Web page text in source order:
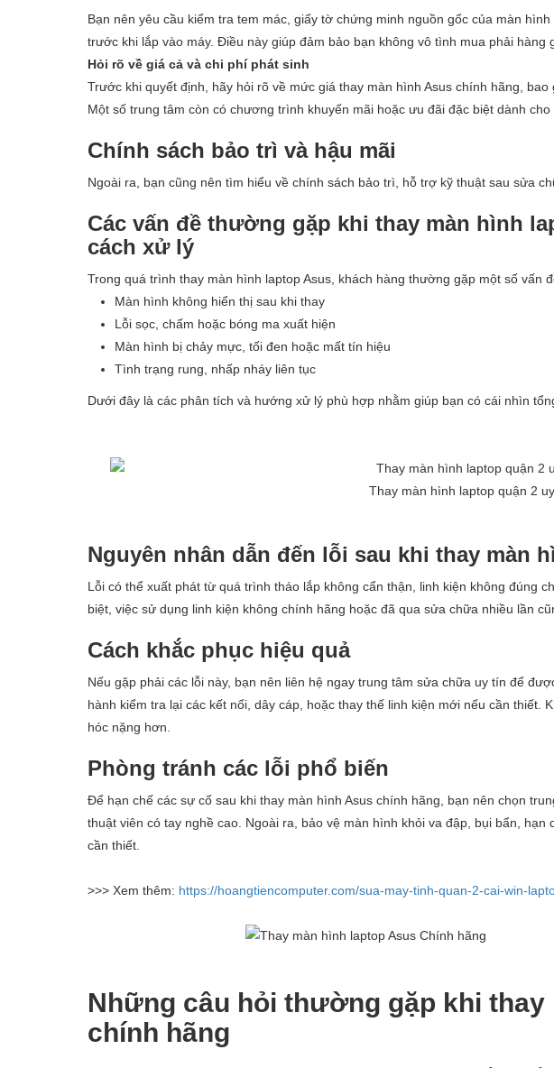
Bạn nên yêu cầu kiểm tra tem mác, giấy tờ chứng minh nguồn gốc của màn
trước khi lắp vào máy. Điều này giúp đảm bảo bạn không vô tình mua phải hàng
Hỏi rõ về giá cả và chi phí phát sinh
Trước khi quyết định, hãy hỏi rõ về mức giá thay màn hình Asus chính hãng,
Một số trung tâm còn có chương trình khuyến mãi hoặc ưu đãi đặc biệt dành cho
Chính sách bảo trì và hậu mãi
Ngoài ra, bạn cũng nên tìm hiểu về chính sách bảo trì, hỗ trợ kỹ thuật sau sửa
Các vấn đề thường gặp khi thay màn hình
cách xử lý
Trong quá trình thay màn hình laptop Asus, khách hàng thường gặp một số vấn
Màn hình không hiển thị sau khi thay
Lỗi sọc, chấm hoặc bóng ma xuất hiện
Màn hình bị chảy mực, tối đen hoặc mất tín hiệu
Tình trạng rung, nhấp nháy liên tục
Dưới đây là các phân tích và hướng xử lý phù hợp nhằm giúp bạn có cái nhìn
Thay màn hình laptop quận 2
Nguyên nhân dẫn đến lỗi sau khi thay màn
Lỗi có thể xuất phát từ quá trình tháo lắp không cẩn thận, linh kiện không đúng
biệt, việc sử dụng linh kiện không chính hãng hoặc đã qua sửa chữa nhiều lần
Cách khắc phục hiệu quả
Nếu gặp phải các lỗi này, bạn nên liên hệ ngay trung tâm sửa chữa uy tín để
hành kiểm tra lại các kết nối, dây cáp, hoặc thay thế linh kiện mới nếu cần thiết.
hóc nặng hơn.
Phòng tránh các lỗi phổ biến
Để hạn chế các sự cố sau khi thay màn hình Asus chính hãng, bạn nên chọn
thuật viên có tay nghề cao. Ngoài ra, bảo vệ màn hình khỏi va đập, bụi bẩn,
cần thiết.
>>> Xem thêm: https://hoangtiencomputer.com/sua-may-tinh-quan-2-cai-win-
Những câu hỏi thường gặp khi thay
chính hãng